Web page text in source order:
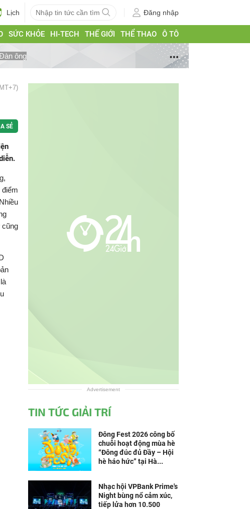
Lịch Đăng nhập
SỨC KHỎE HI-TECH THẾ GIỚI THỂ THAO Ô TÔ
ông
SẺ
cũng
Advertisement
TIN TỨC GIẢI TRÍ
Đông Fest 2026 công bố
chuỗi hoạt động mùa hè
“Đông đúc đủ Đầy – Hội
hè háo hức” tại Hà...
Nhạc hội VPBank Prime's
Night bùng nổ cảm xúc,
tiếp lửa hơn 10.500